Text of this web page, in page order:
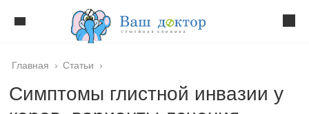
Главная › Статьи ›
Симптомы глистной инвазии у